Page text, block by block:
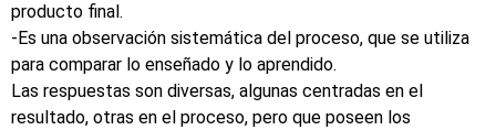
producto final.
-Es una observación sistemática del proceso, que se utiliza
para comparar lo enseñado y lo aprendido.
Las respuestas son diversas, algunas centradas en el
resultado, otras en el proceso, pero que poseen los